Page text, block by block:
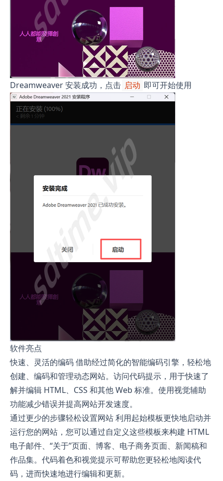
Dreamweaver 安装成功，点击 启动 即可开始使用
软件亮点
快速、灵活的编码 借助经过简化的智能编码引擎，轻松地
创建、编码和管理动态网站。访问代码提示，用于快速了
解并编辑 HTML、CSS 和其他 Web 标准。使用视觉辅助
功能减少错误并提高网站开发速度。
通过更少的步骤轻松设置网站 利用起始模板更快地启动并
运行您的网站，您可以通过自定义这些模板来构建 HTML
电子邮件、“关于”页面、博客、电子商务页面、新闻稿和
作品集。代码着色和视觉提示可帮助您更轻松地阅读代
码，进而快速地进行编辑和更新。